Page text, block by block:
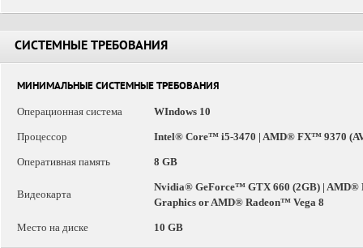
СИСТЕМНЫЕ ТРЕБОВАНИЯ
МИНИМАЛЬНЫЕ СИСТЕМНЫЕ ТРЕБОВАНИЯ
Операционная система
WIndows 10
Процессор Intel® Core™ i5-3470 | AMD® FX™ 9370
Оперативная память 8 GB
Видеокарта
Nvidia® GeForce™ GTX 660 (2GB) |
Graphics or AMD® Radeon™ Vega 8
Место на диске 10 GB